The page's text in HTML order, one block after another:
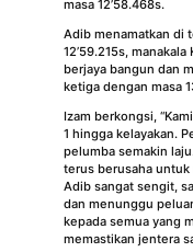
masa 12’58.468s.
Adib menamatkan di
12’59.215s,
berjaya bangun dan
ketiga dengan masa
Izam berkongsi,
1 hingga kelayakan.
pelumba semakin
terus berusaha
Adib sangat sengit,
dan menunggu
kepada semua yang
memastikan jentera